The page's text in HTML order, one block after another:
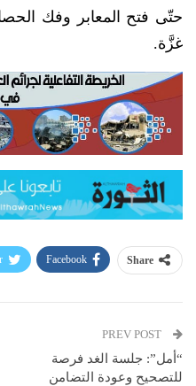
حتّى فتح المعابر وفك
غزَّة.
Share
Facebook
“أمل”: جلسة الغد فرصة
للتصحيح وعودة التضامن